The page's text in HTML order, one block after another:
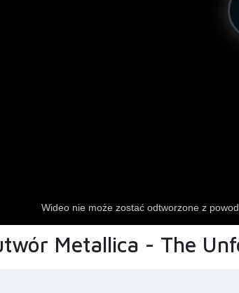
Metallica - The